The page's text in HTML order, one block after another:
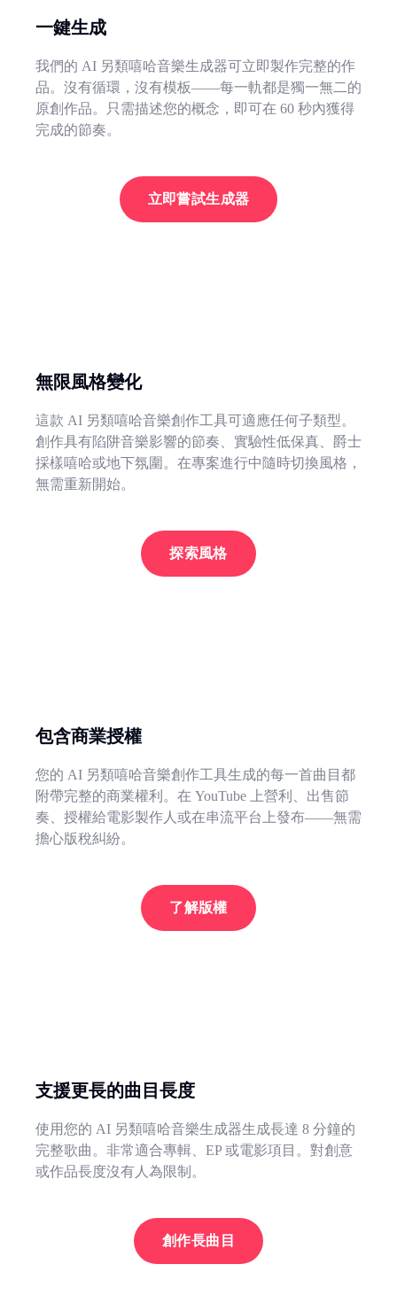
一鍵生成
我們的 AI 另類嘻哈音樂生成器可立即製作完整的作
品。沒有循環，沒有模板——每一軌都是獨一無二的
原創作品。只需描述您的概念，即可在 60 秒內獲得
完成的節奏。
立即嘗試生成器
無限風格變化
這款 AI 另類嘻哈音樂創作工具可適應任何子類型。
創作具有陷阱音樂影響的節奏、實驗性低保真、爵士
採樣嘻哈或地下氛圍。在專案進行中隨時切換風格，
無需重新開始。
探索風格
包含商業授權
您的 AI 另類嘻哈音樂創作工具生成的每一首曲目都
附帶完整的商業權利。在 YouTube 上營利、出售節
奏、授權給電影製作人或在串流平台上發布——無需
擔心版稅糾紛。
了解版權
支援更長的曲目長度
使用您的 AI 另類嘻哈音樂生成器生成長達 8 分鐘的
完整歌曲。非常適合專輯、EP 或電影項目。對創意
或作品長度沒有人為限制。
創作長曲目